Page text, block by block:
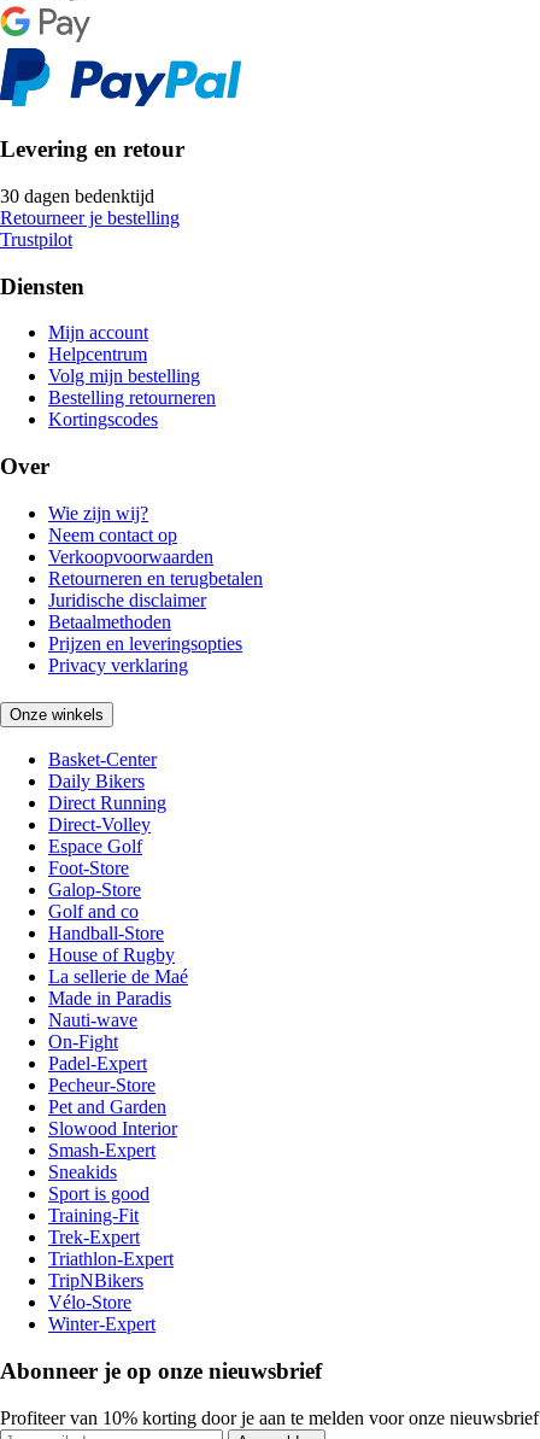
Levering en retour
30 dagen bedenktijd
Retourneer je bestelling
Trustpilot
Diensten
Mijn account
Helpcentrum
Volg mijn bestelling
Bestelling retourneren
Kortingscodes
Over
Wie zijn wij?
Neem contact op
Verkoopvoorwaarden
Retourneren en terugbetalen
Juridische disclaimer
Betaalmethoden
Prijzen en leveringsopties
Privacy verklaring
Onze winkels
Basket-Center
Daily Bikers
Direct Running
Direct-Volley
Espace Golf
Foot-Store
Galop-Store
Golf and co
Handball-Store
House of Rugby
La sellerie de Maé
Made in Paradis
Nauti-wave
On-Fight
Padel-Expert
Pecheur-Store
Pet and Garden
Slowood Interior
Smash-Expert
Sneakids
Sport is good
Training-Fit
Trek-Expert
Triathlon-Expert
TripNBikers
Vélo-Store
Winter-Expert
Abonneer je op onze nieuwsbrief
Profiteer van 10% korting door je aan te melden voor onze nieuwsbrief